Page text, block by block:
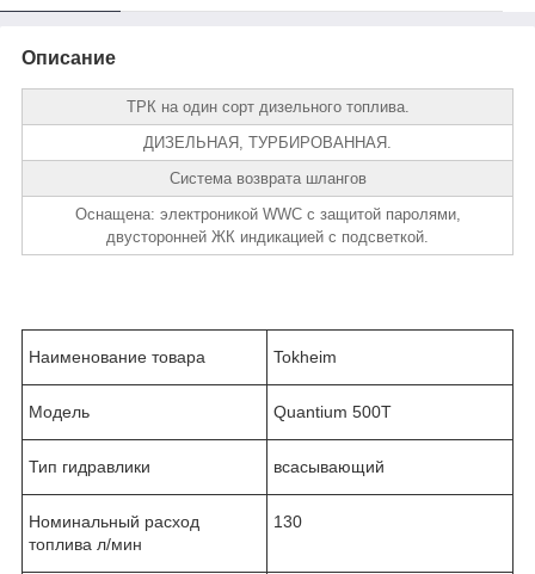
Описание
ТРК на один сорт дизельного топлива.
ДИЗЕЛЬНАЯ, ТУРБИРОВАННАЯ.
Система возврата шлангов
Оснащена: электроникой WWC с защитой паролями,
двусторонней ЖК индикацией с подсветкой.
Наименование товара Tokheim
Модель Quantium 500T
Тип гидравлики всасывающий
Номинальный расход
топлива л/мин
130